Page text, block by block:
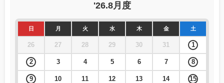
'26.8月度
日 月 火 水 木 金 土
26 27 28 29 30 31 1
2 3 4 5 6 7 8
9 10 11 12 13 14 15